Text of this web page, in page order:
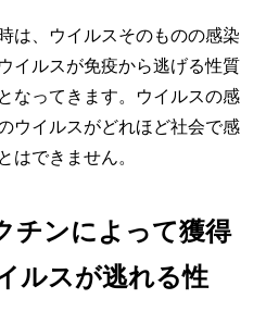
は、ウイルスそのものの感染
イルスが免疫から逃げる性質
なってきます。ウイルスの感
ウイルスがどれほど社会で感
できません。
チンによって獲得
ルスが逃れる性